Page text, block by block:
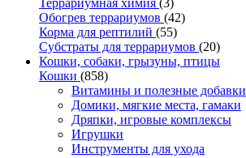
Обогрев террариумов (42)
Корма для рептилий (55)
Субстраты для террариумов (20)
Кошки, собаки, грызуны, птицы
Кошки (858)
Витамины и полезные добавки
Домики, мягкие места, гамаки
Дряпки, игровые комплексы
Игрушки
Инструменты для ухода